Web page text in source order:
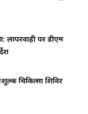
पर डीएम
चिकित्सा शिविर